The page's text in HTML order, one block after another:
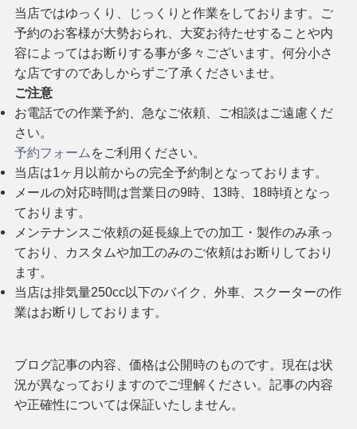
当店ではゆっくり、じっくりと作業をしております。ご
予約のお客様が大勢おられ、大変お待たせすることや内
容によってはお断りする事が多々ございます。何分小さ
な店ですのであしからずご了承くださいませ。
ご注意
お電話での作業予約、急なご依頼、ご相談はご遠慮くだ
さい。
予約フォーム をご利用ください。
当店は1ヶ月以前からの完全予約制となっております。
メールの対応時間は営業日の9時、13時、18時頃となっ
ております。
メンテナンスご依頼の延長線上での加工・製作のみ承っ
ており、カスタムや加工のみのご依頼はお断りしており
ます。
当店は排気量250cc以下のバイク、外車、スクーターの作
業はお断りしております。
ブログ記事の内容、価格は公開時のものです。現在は状
況が異なっておりますのでご理解ください。記事の内容
や正確性については保証いたしません。